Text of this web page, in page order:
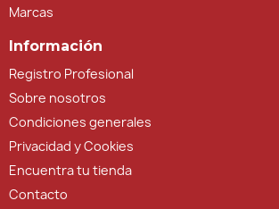
Marcas
Información
Registro Profesional
Sobre nosotros
Condiciones generales
Privacidad y Cookies
Encuentra tu tienda
Contacto